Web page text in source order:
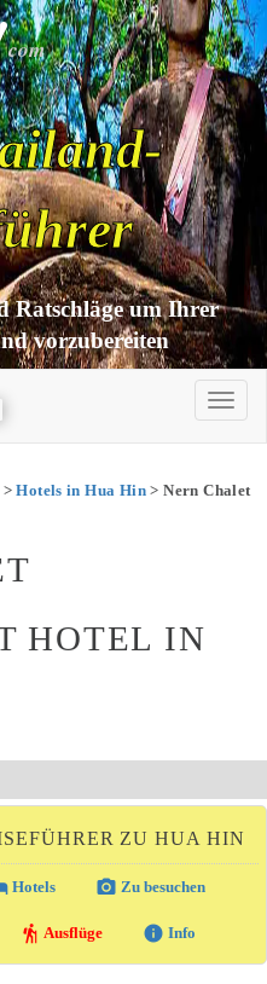
com
Ratschläge um Ihrer
vorzubereiten
>Hotels in Hua Hin > Nern Chalet
HOTEL IN
ZU HUA HIN
Hotels photo_camera Zu besuchen
hiking Ausflüge info Info